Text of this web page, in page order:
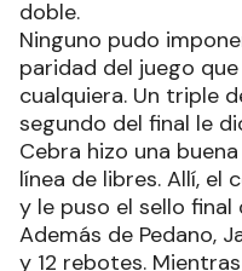
doble.
Ninguno pudo
paridad del juego
cualquiera. Un triple
segundo del final le
Cebra hizo una
línea de libres. Allí, el
y le puso el sello final
Además de Pedano,
y 12 rebotes.